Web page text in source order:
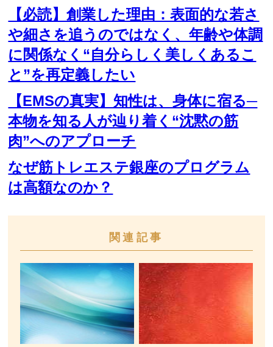
【必読】創業した理由：表面的な若さ
や細さを追うのではなく、年齢や体調
に関係なく“自分らしく美しくあるこ
と”を再定義したい
【EMSの真実】知性は、身体に宿る─
本物を知る人が辿り着く“沈黙の筋
肉”へのアプローチ
なぜ筋トレエステ銀座のプログラム
は高額なのか？
関連記事